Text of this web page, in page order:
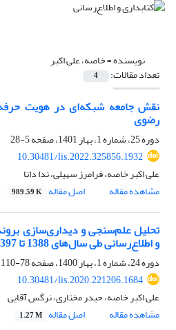
نویسنده =خاصه، علی اکبر
تعداد مقالات: 4
نقش جامعه شبکه‌ای در هویت
رضوی
دوره 25، شماره 1، بهار 1401، صفحه
5-28
10.30481/lis.2022.325856.1932
علی اکبر خاصه، فرامرز سهیلی، ندا دانا
مشاهده مقاله
اصل مقاله 989.59 K
تحلیل علم‌سنجی و دیداری‌سازی
و اطلاع‌رسانی طی سال‌های 1388 تا 1397
دوره 24، شماره 1، بهار 1400، صفحه
78-110
10.30481/lis.2020.221206.1684
علی اکبر خاصه، حیدر مختاری، نرگس آقایی
مشاهده مقاله
اصل مقاله 1.27 M